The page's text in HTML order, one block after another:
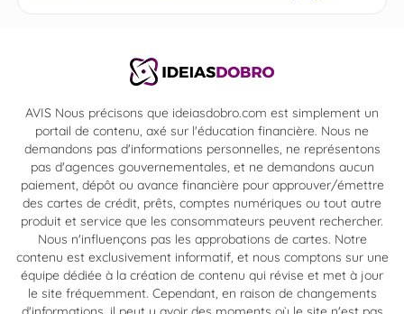
AVIS Nous précisons que ideiasdobro.com est simplement un
portail de contenu, axé sur l'éducation financière. Nous ne
demandons pas d'informations personnelles, ne représentons
pas d'agences gouvernementales, et ne demandons aucun
paiement, dépôt ou avance financière pour approuver/émettre
des cartes de crédit, prêts, comptes numériques ou tout autre
produit et service que les consommateurs peuvent rechercher.
Nous n'influençons pas les approbations de cartes. Notre
contenu est exclusivement informatif, et nous comptons sur une
équipe dédiée à la création de contenu qui révise et met à jour
le site fréquemment. Cependant, en raison de changements